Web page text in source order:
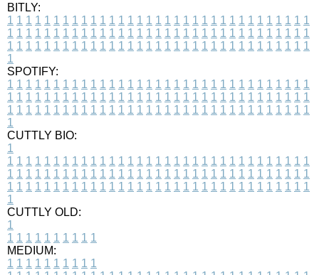
BITLY:
1 1 1 1 1 1 1 1 1 1 1 1 1 1 1 1 1 1 1 1 1 1 1 1 1 1 1 1 1 1 1 1 1
1 1 1 1 1 1 1 1 1 1 1 1 1 1 1 1 1 1 1 1 1 1 1 1 1 1 1 1 1 1 1 1 1
1 1 1 1 1 1 1 1 1 1 1 1 1 1 1 1 1 1 1 1 1 1 1 1 1 1 1 1 1 1 1 1 1
1
SPOTIFY:
1 1 1 1 1 1 1 1 1 1 1 1 1 1 1 1 1 1 1 1 1 1 1 1 1 1 1 1 1 1 1 1 1
1 1 1 1 1 1 1 1 1 1 1 1 1 1 1 1 1 1 1 1 1 1 1 1 1 1 1 1 1 1 1 1 1
1 1 1 1 1 1 1 1 1 1 1 1 1 1 1 1 1 1 1 1 1 1 1 1 1 1 1 1 1 1 1 1 1
1
CUTTLY BIO:
1
1 1 1 1 1 1 1 1 1 1 1 1 1 1 1 1 1 1 1 1 1 1 1 1 1 1 1 1 1 1 1 1 1
1 1 1 1 1 1 1 1 1 1 1 1 1 1 1 1 1 1 1 1 1 1 1 1 1 1 1 1 1 1 1 1 1
1 1 1 1 1 1 1 1 1 1 1 1 1 1 1 1 1 1 1 1 1 1 1 1 1 1 1 1 1 1 1 1 1
1
CUTTLY OLD:
1
1 1 1 1 1 1 1 1 1 1
MEDIUM:
1 1 1 1 1 1 1 1 1 1